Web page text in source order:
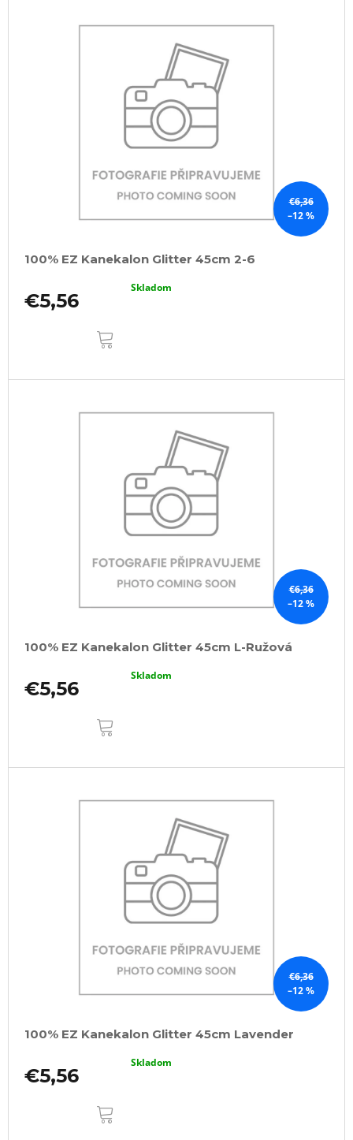
€6,36
–12 %
100% EZ Kanekalon Glitter 45cm 2-6
€5,56
Skladom
€6,36
–12 %
100% EZ Kanekalon Glitter 45cm L-Ružová
€5,56
Skladom
€6,36
–12 %
100% EZ Kanekalon Glitter 45cm Lavender
€5,56
Skladom